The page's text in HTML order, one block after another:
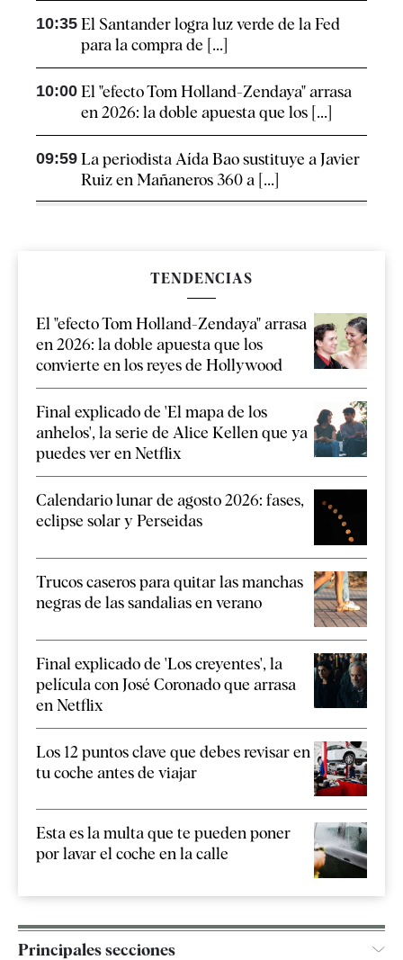
10:35 El Santander logra luz verde de la Fed
para la compra de [...]
10:00 El "efecto Tom Holland-Zendaya" arrasa
en 2026: la doble apuesta que los [...]
09:59 La periodista Aída Bao sustituye a Javier
Ruiz en Mañaneros 360 a [...]
TENDENCIAS
El "efecto Tom Holland-Zendaya" arrasa
en 2026: la doble apuesta que los
convierte en los reyes de Hollywood
Final explicado de 'El mapa de los
anhelos', la serie de Alice Kellen que ya
puedes ver en Netflix
Calendario lunar de agosto 2026: fases,
eclipse solar y Perseidas
Trucos caseros para quitar las manchas
negras de las sandalias en verano
Final explicado de 'Los creyentes', la
película con José Coronado que arrasa
en Netflix
Los 12 puntos clave que debes revisar en
tu coche antes de viajar
Esta es la multa que te pueden poner
por lavar el coche en la calle
Principales secciones